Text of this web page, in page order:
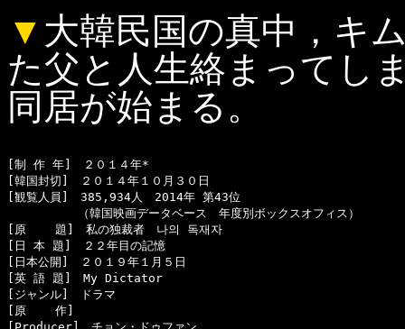
▼ 大韓民国の真中，キ
た父と人生絡まってし
同居が始まる。
[制 作 年]　２０１４年*
[韓国封切]　２０１４年１０月３０日
[観覧人員]　385,934人　2014年 第43位
（韓国映画データベース　年度別ボックスオフィス）
[原    題]　私の独裁者　나의 독재자
[日 本 題]　２２年目の記憶
[日本公開]　２０１９年１月５日
[英 語 題]　My Dictator
[ジャンル]　ドラマ
[原    作]